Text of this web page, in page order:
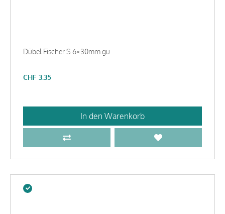
Dübel Fischer S 6×30mm gu
CHF 3.35
In den Warenkorb